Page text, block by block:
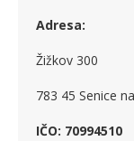
Adresa:
Žižkov 300
783 45 Senice
IČO: 70994510